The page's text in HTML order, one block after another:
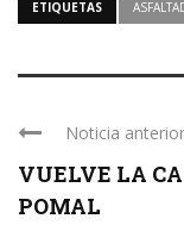
ETIQUETAS
Noticia anterior
VUELVE LA
POMAL